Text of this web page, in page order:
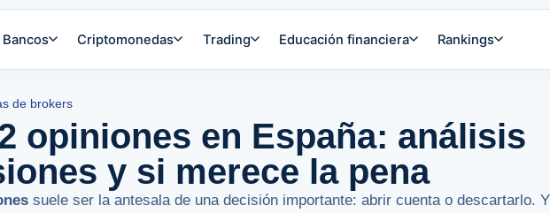
Bancos Criptomonedas Trading Educación financiera Rankings
de brokers
opiniones en España: análisis
y si merece la pena
suele ser la antesala de una decisión importante: abrir cuenta o descartarlo.